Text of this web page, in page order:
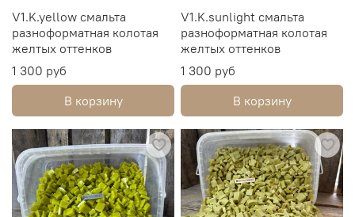
V1.K.yellow смальта
разноформатная колотая
желтых оттенков
1 300 руб
В корзину
V1.K.sunlight смальта
разноформатная колотая
желтых оттенков
1 300 руб
В корзину